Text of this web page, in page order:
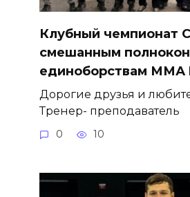
Клубный чемпионат
смешанным
единоборствам ММА
Дорогие друзья и
Тренер- преподаватель
0 10